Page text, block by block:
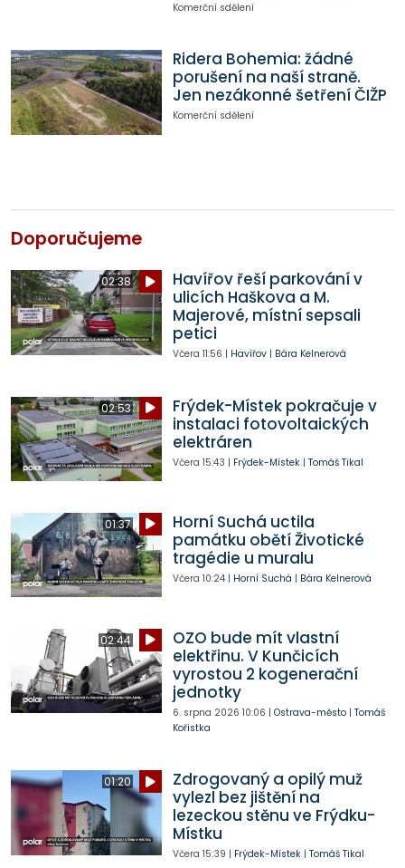
Komerční sdělení
Ridera Bohemia: žádné
porušení na naší straně.
Jen nezákonné šetření ČIŽP
Komerční sdělení
Doporučujeme
02:38
Havířov řeší parkování v
ulicích Haškova a M.
Majerové, místní sepsali
petici
Včera 11:56 | Havířov| Bára Kelnerová
02:53
Frýdek-Místek pokračuje v
instalaci fotovoltaických
elektráren
Včera 15:43 | Frýdek-Místek| Tomáš Tikal
01:37
Horní Suchá uctila
památku obětí Životické
tragédie u muralu
Včera 10:24| Horní Suchá | Bára Kelnerová
02:44
OZO bude mít vlastní
elektřinu. V Kunčicích
vyrostou 2 kogenerační
jednotky
6. srpna 2026 10:06 | Ostrava-město| Tomáš
Kořistka
01:20
Zdrogovaný a opilý muž
vylezl bez jištění na
lezeckou stěnu ve Frýdku-
Místku
Včera 15:39 | Frýdek-Místek| Tomáš Tikal